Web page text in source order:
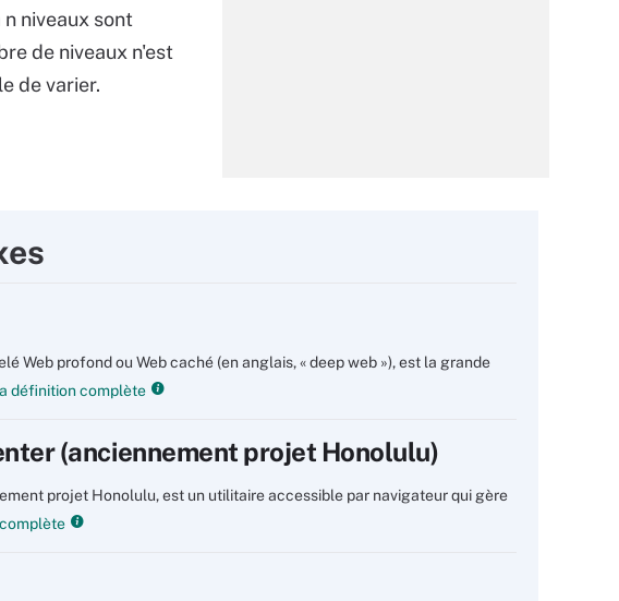
niveaux sont
de niveaux n'est
de varier.
Web profond ou Web caché (en anglais, « deep web »), est la grande
définition complète
(anciennement projet Honolulu)
projet Honolulu, est un utilitaire accessible par navigateur qui gère